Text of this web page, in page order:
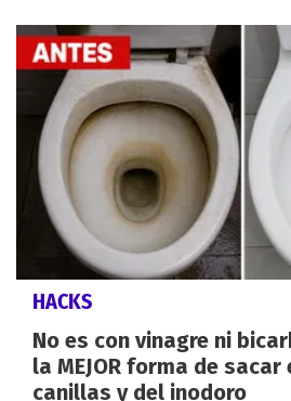
HACKS
No es con vinagre ni
la MEJOR forma de
canillas y del inodoro